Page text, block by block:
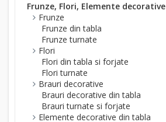
Frunze, Flori, Elemente decorative
Frunze
Frunze din tabla
Frunze turnate
Flori
Flori din tabla si forjate
Flori turnate
Brauri decorative
Brauri decorative din tabla
Brauri turnate si forjate
Elemente decorative din tabla